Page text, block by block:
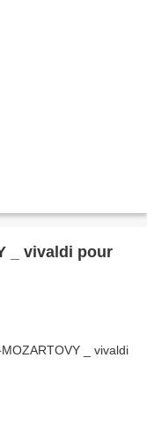
_ vivaldi pour